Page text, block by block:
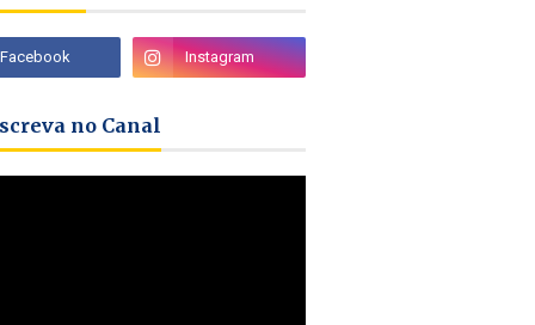
no Canal